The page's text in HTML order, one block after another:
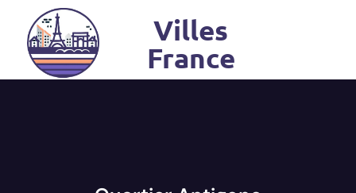
Villes
France